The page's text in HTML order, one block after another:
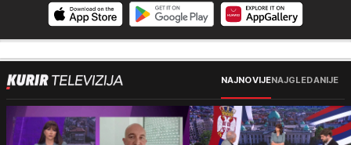
NAJNOVIJENAJGLEDANIJE